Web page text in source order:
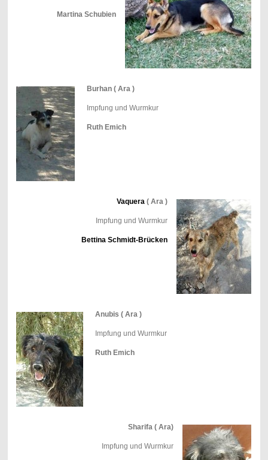
Martina Schubien
Burhan ( Ara )
Impfung und Wurmkur
Ruth Emich
Vaquera ( Ara )
Impfung und Wurmkur
Bettina Schmidt-Brücken
Anubis ( Ara )
Impfung und Wurmkur
Ruth Emich
Sharifa ( Ara)
Impfung und Wurmkur